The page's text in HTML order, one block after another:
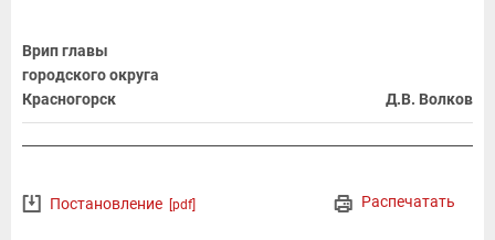
Врип главы
городского округа
Красногорск
Д.В. Волков
Распечатать
Постановление [pdf]